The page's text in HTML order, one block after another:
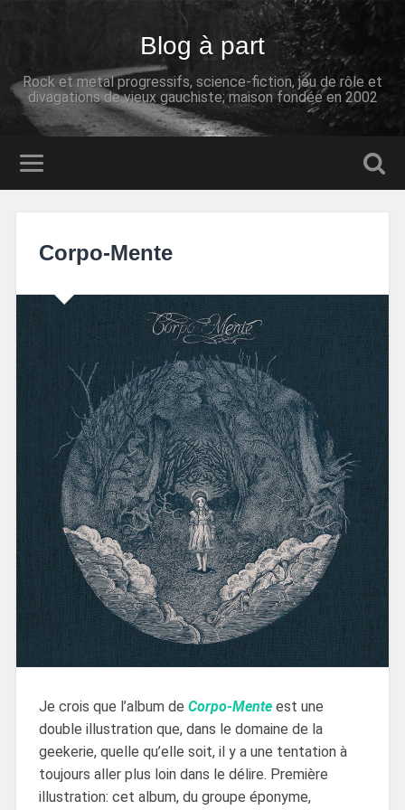
Blog à part
Rock et metal progressifs, science-fiction, jeu de rôle et
divagations de vieux gauchiste; maison fondée en 2002
Corpo-Mente
Je crois que l’album de Corpo-Menteest une
double illustration que, dans le domaine de la
geekerie, quelle qu’elle soit, il y a une tentation à
toujours aller plus loin dans le délire. Première
illustration: cet album, du groupe éponyme,